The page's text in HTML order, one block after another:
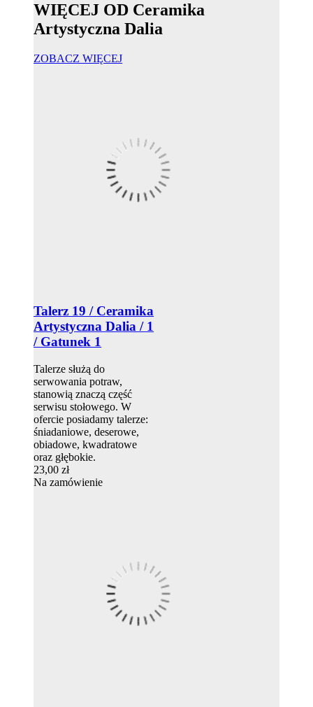
WIĘCEJ OD Ceramika
Artystyczna Dalia
ZOBACZ WIĘCEJ
Talerz 19 / Ceramika
Artystyczna Dalia / 1
/ Gatunek 1
Talerze służą do
serwowania potraw,
stanowią znaczą część
serwisu stołowego. W
ofercie posiadamy talerze:
śniadaniowe, deserowe,
obiadowe, kwadratowe
oraz głębokie.
23,00 zł
Na zamówienie